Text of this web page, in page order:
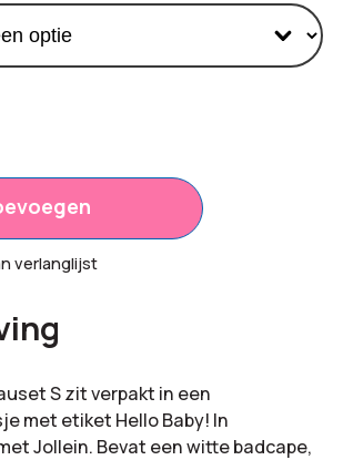
€0,00
verlanglijst
S zit verpakt in een
met etiket Hello Baby! In
Jollein. Bevat een witte badcape,